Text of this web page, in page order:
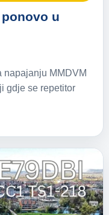
u
napajanju MMDVM
gdje se repetitor